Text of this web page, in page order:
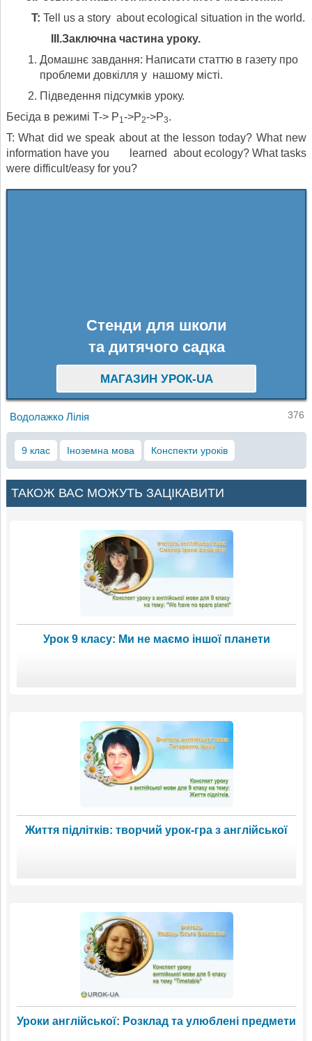
T: Tell us a story about ecological situation in the world.
.Заключна частина уроку.
Домашнє завдання: Написати статтю в газету про
проблеми довкілля у нашому місті.
Підведення підсумків уроку.
Бесіда в режимі T-> P1->P2->P3.
T: What did we speak about at the lesson today? What new
information have you learned about ecology? What tasks
were difficult/easy for you?
Стенди для школи
та дитячого садка
МАГАЗИН УРОК-UA
Водолажко Лілія 376
9 клас Іноземна мова Конспекти уроків
ТАКОЖ ВАС МОЖУТЬ ЗАЦІКАВИТИ
Урок 9 класу: Ми не маємо іншої планети
Життя підлітків: творчий урок-гра з англійської
Уроки англійської: Розклад та улюблені предмети